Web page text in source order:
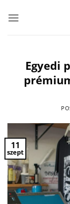
Egyedi
11
szept